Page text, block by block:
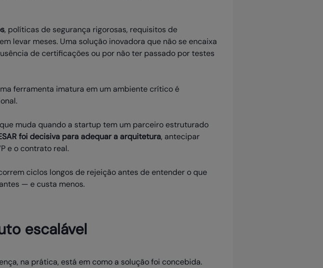
, políticas de segurança rigorosas, requisitos de
levar meses. Uma solução inovadora que não se encaixa
de certificações ou por não ter passado por testes
ferramenta imatura em um ambiente crítico é
muda quando a startup tem um parceiro estruturado
foi decisiva para adequar a arquitetura, antecipar
e o contrato real.
ciclos longos de rejeição antes de entender o que
— e custa menos.
escalável
na prática, está em como a solução foi concebida.